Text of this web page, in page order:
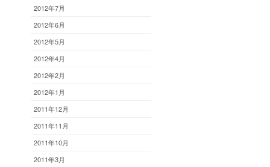
2012年7月
2012年6月
2012年5月
2012年4月
2012年2月
2012年1月
2011年12月
2011年11月
2011年10月
2011年3月